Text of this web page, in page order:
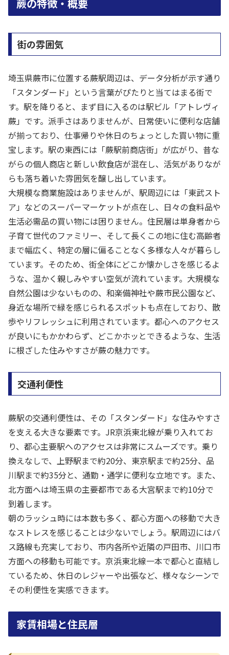
蕨の特徴・概要
街の雰囲気
埼玉県蕨市に位置する蕨駅周辺は、データ分析が示す通り
「スタンダード」という言葉がぴたりと当てはまる街で
す。駅を降りると、まず目に入るのは駅ビル「アトレヴィ
蕨」です。派手さはありませんが、日常使いに便利な店舗
が揃っており、仕事帰りや休日のちょっとした買い物に重
宝します。駅の東西には「蕨駅前商店街」が広がり、昔な
がらの個人商店と新しい飲食店が混在し、活気がありなが
らも落ち着いた雰囲気を醸し出しています。
大規模な商業施設はありませんが、駅周辺には「東武スト
ア」などのスーパーマーケットが点在し、日々の食料品や
生活必需品の買い物には困りません。住民層は単身者から
子育て世代のファミリー、そして長くこの地に住む高齢者
まで幅広く、特定の層に偏ることなく多様な人々が暮らし
ています。そのため、街全体にどこか懐かしさを感じるよ
うな、温かく親しみやすい空気が流れています。大規模な
自然公園は少ないものの、和楽備神社や蕨市民公園など、
身近な場所で緑を感じられるスポットも点在しており、散
歩やリフレッシュに利用されています。都心へのアクセス
が良いにもかかわらず、どこかホッとできるような、生活
に根ざした住みやすさが蕨の魅力です。
交通利便性
蕨駅の交通利便性は、その「スタンダード」な住みやすさ
を支える大きな要素です。JR京浜東北線が乗り入れてお
り、都心主要駅へのアクセスは非常にスムーズです。乗り
換えなしで、上野駅まで約20分、東京駅まで約25分、品
川駅まで約35分と、通勤・通学に便利な立地です。また、
北方面へは埼玉県の主要都市である大宮駅まで約10分で
到着します。
朝のラッシュ時には本数も多く、都心方面への移動で大き
なストレスを感じることは少ないでしょう。駅周辺にはバ
ス路線も充実しており、市内各所や近隣の戸田市、川口市
方面への移動も可能です。京浜東北線一本で都心と直結し
ているため、休日のレジャーや出張など、様々なシーンで
その利便性を実感できます。
家賃相場と住民層